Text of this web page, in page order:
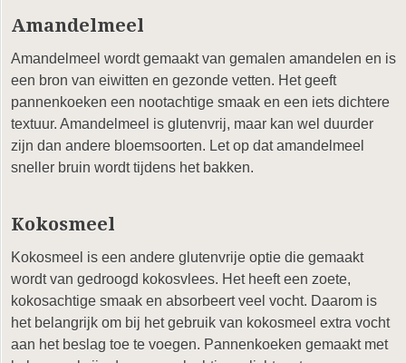
Amandelmeel
Amandelmeel wordt gemaakt van gemalen amandelen en is
een bron van eiwitten en gezonde vetten. Het geeft
pannenkoeken een nootachtige smaak en een iets dichtere
textuur. Amandelmeel is glutenvrij, maar kan wel duurder
zijn dan andere bloemsoorten. Let op dat amandelmeel
sneller bruin wordt tijdens het bakken.
Kokosmeel
Kokosmeel is een andere glutenvrije optie die gemaakt
wordt van gedroogd kokosvlees. Het heeft een zoete,
kokosachtige smaak en absorbeert veel vocht. Daarom is
het belangrijk om bij het gebruik van kokosmeel extra vocht
aan het beslag toe te voegen. Pannenkoeken gemaakt met